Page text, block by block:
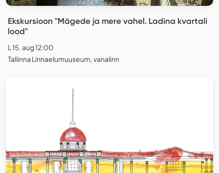
Ekskursioon "Mägede ja mere vahel. Ladina kvartali
lood"
L 15. aug 12:00
Tallinna Linnaelumuuseum, vanalinn